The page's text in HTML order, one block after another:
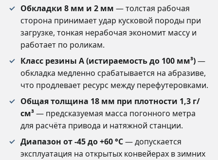
Обкладки 8 мм и 2 мм — толстая рабочая
сторона принимает удар кусковой породы при
загрузке, тонкая нерабочая экономит массу и
работает по роликам.
Класс резины А (истираемость до 100 мм³)—
обкладка медленно срабатывается на абразиве,
что продлевает ресурс между перефутеровками.
Общая толщина 18 мм при плотности 1,3 г/
см³— предсказуемая масса погонного метра
для расчёта привода и натяжной станции.
Диапазон от -45 до +60 °C— допускается
эксплуатация на открытых конвейерах в зимних